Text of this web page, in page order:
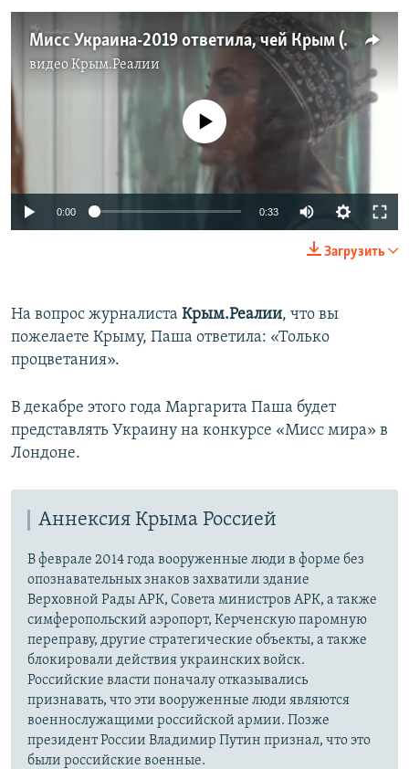
Мисс Украина-2019 ответила, чей Крым (видео)
видео Крым.Реалии
No media source currently available
0:00 0:33
Загрузить
На вопрос журналиста Крым.Реалии, что вы
пожелаете Крыму, Паша ответила: «Только
процветания».
В декабре этого года Маргарита Паша будет
представлять Украину на конкурсе «Мисс мира» в
Лондоне.
Аннексия Крыма Россией
В феврале 2014 года вооруженные люди в форме без
опознавательных знаков захватили здание
Верховной Рады АРК, Совета министров АРК, а также
симферопольский аэропорт, Керченскую паромную
переправу, другие стратегические объекты, а также
блокировали действия украинских войск.
Российские власти поначалу отказывались
признавать, что эти вооруженные люди являются
военнослужащими российской армии. Позже
президент России Владимир Путин признал, что это
были российские военные.